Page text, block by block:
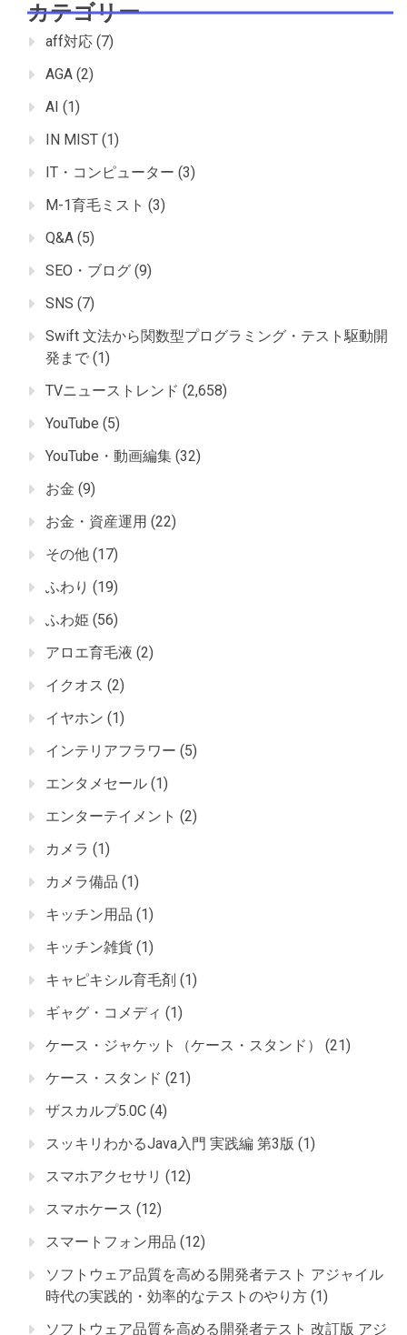
カテゴリー
aff対応 (7)
AGA (2)
AI (1)
IN MIST (1)
IT・コンピューター (3)
M-1育毛ミスト (3)
Q&A (5)
SEO・ブログ (9)
SNS (7)
Swift 文法から関数型プログラミング・テスト駆動開
発まで (1)
TVニューストレンド (2,658)
YouTube (5)
YouTube・動画編集 (32)
お金 (9)
お金・資産運用 (22)
その他 (17)
ふわり (19)
ふわ姫 (56)
アロエ育毛液 (2)
イクオス (2)
イヤホン (1)
インテリアフラワー (5)
エンタメセール (1)
エンターテイメント (2)
カメラ (1)
カメラ備品 (1)
キッチン用品 (1)
キッチン雑貨 (1)
キャピキシル育毛剤 (1)
ギャグ・コメディ (1)
ケース・ジャケット（ケース・スタンド）
(21)
ケース・スタンド (21)
ザスカルプ5.0C (4)
スッキリわかるJava入門 実践編 第3版 (1)
スマホアクセサリ (12)
スマホケース (12)
スマートフォン用品 (12)
ソフトウェア品質を高める開発者テスト アジャイル
時代の実践的・効率的なテストのやり方 (1)
ソフトウェア品質を高める開発者テスト 改訂版 アジ